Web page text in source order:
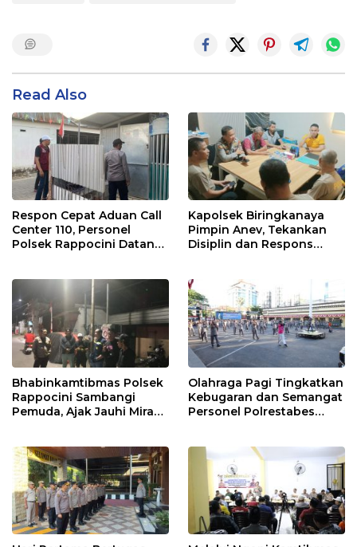
Read Also
Respon Cepat Aduan Call
Center 110, Personel
Polsek Rappocini Datangi
Kapolsek Biringkanaya
Pimpin Anev, Tekankan
Disiplin dan Respons
Bhabinkamtibmas Polsek
Rappocini Sambangi
Pemuda, Ajak Jauhi Miras,
Olahraga Pagi Tingkatkan
Kebugaran dan Semangat
Personel Polrestabes